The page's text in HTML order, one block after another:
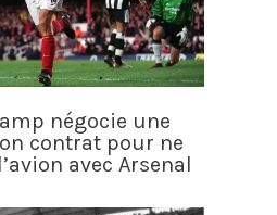
négocie une
contrat pour ne
avec Arsenal